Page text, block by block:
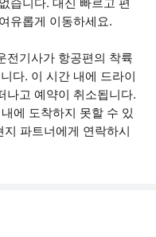
유롭게 이동하세요.
전기사가 항공편의 착륙
다. 이 시간 내에 드라이
나고 예약이 취소됩니다.
에 도착하지 못할 수 있
파트너에게 연락하시